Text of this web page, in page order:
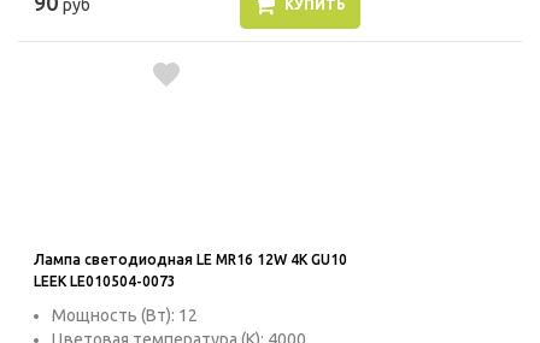
руб КУПИТЬ
Лампа светодиодная LE MR16 12W 4K GU10
LEEK LE010504-0073
Мощность (Вт): 12